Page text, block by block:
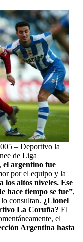
– Deportivo la
de Liga
el argentino fue
por el equipo y la
los altos niveles. Ese
hace tiempo se fue”,
lo consultan. ¿Lionel
La Coruña? El
el
Argentina hasta